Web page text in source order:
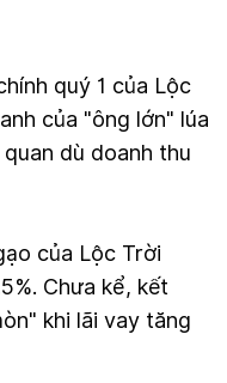
quý 1 của Lộc
của "ông lớn" lúa
dù doanh thu
của Lộc Trời
Chưa kể, kết
khi lãi vay tăng